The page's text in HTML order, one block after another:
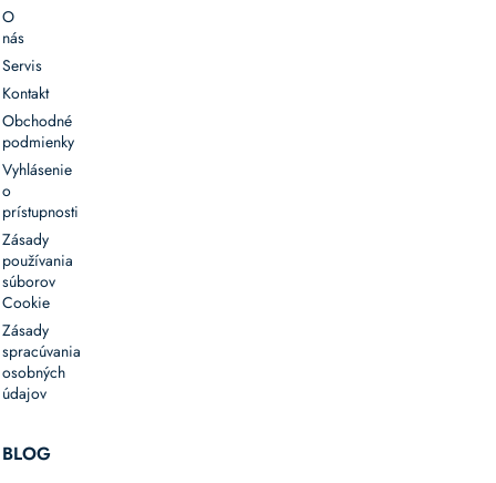
O
nás
Servis
Kontakt
Obchodné
podmienky
Vyhlásenie
o
prístupnosti
Zásady
používania
súborov
Cookie
Zásady
spracúvania
osobných
údajov
BLOG